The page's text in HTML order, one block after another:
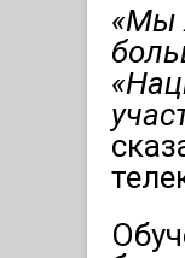
«Мы